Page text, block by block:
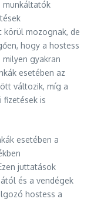
munkáltatók
körül mozognak, de
hogy a hostess
milyen gyakran
esetében az
változik, míg a
fizetések is
esetében a
juttatások
és a vendégek
hostess a